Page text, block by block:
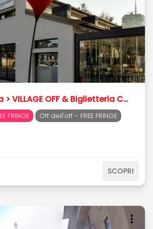
Mercato Isola > VILLAGE OFF & Biglietteria Centrale
FRINGE Off dell'off - FREE FRINGE
SCOPRI